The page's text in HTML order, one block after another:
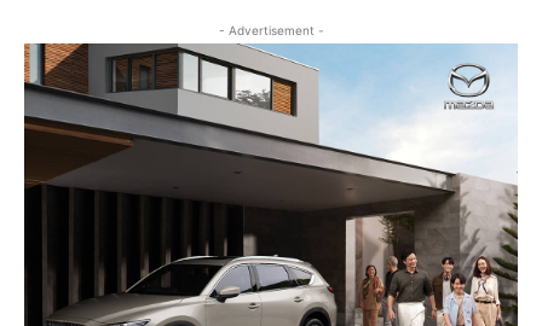
- Advertisement -